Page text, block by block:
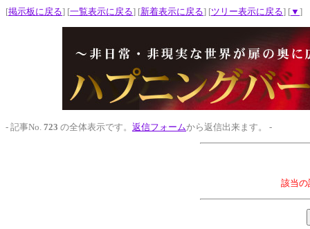
[掲示板に戻る] [一覧表示に戻る] [新着表示に戻る] [ツリー表示に戻る] [▼ ]
- 記事No. 723 の全体表示です。 返信フォームから返信出来ます。 -
該当の